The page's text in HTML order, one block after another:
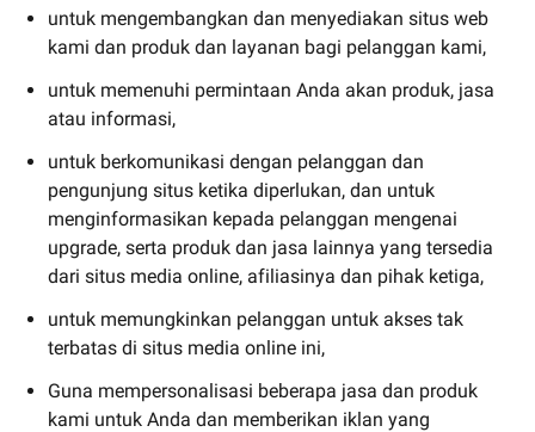
untuk mengembangkan dan menyediakan situs web
kami dan produk dan layanan bagi pelanggan kami,
untuk memenuhi permintaan Anda akan produk, jasa
atau informasi,
untuk berkomunikasi dengan pelanggan dan
pengunjung situs ketika diperlukan, dan untuk
menginformasikan kepada pelanggan mengenai
upgrade, serta produk dan jasa lainnya yang tersedia
dari situs media online, afiliasinya dan pihak ketiga,
untuk memungkinkan pelanggan untuk akses tak
terbatas di situs media online ini,
Guna mempersonalisasi beberapa jasa dan produk
kami untuk Anda dan memberikan iklan yang